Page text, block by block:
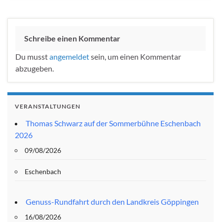
Schreibe einen Kommentar
Du musstangemeldetsein, um einen Kommentar
abzugeben.
VERANSTALTUNGEN
Thomas Schwarz auf der Sommerbühne Eschenbach
2026
09/08/2026
Eschenbach
Genuss-Rundfahrt durch den Landkreis Göppingen
16/08/2026